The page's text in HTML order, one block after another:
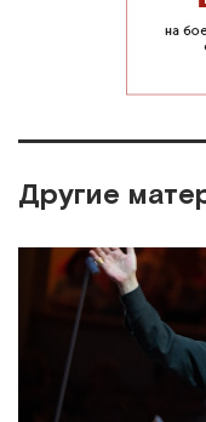
Другие